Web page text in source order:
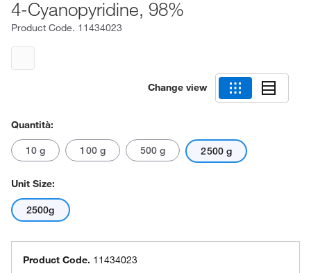
4-Cyanopyridine, 98%
Product Code. 11434023
Change view
Quantità:
10 g 100 g 500 g 2500 g
Unit Size:
2500g
Product Code. 11434023